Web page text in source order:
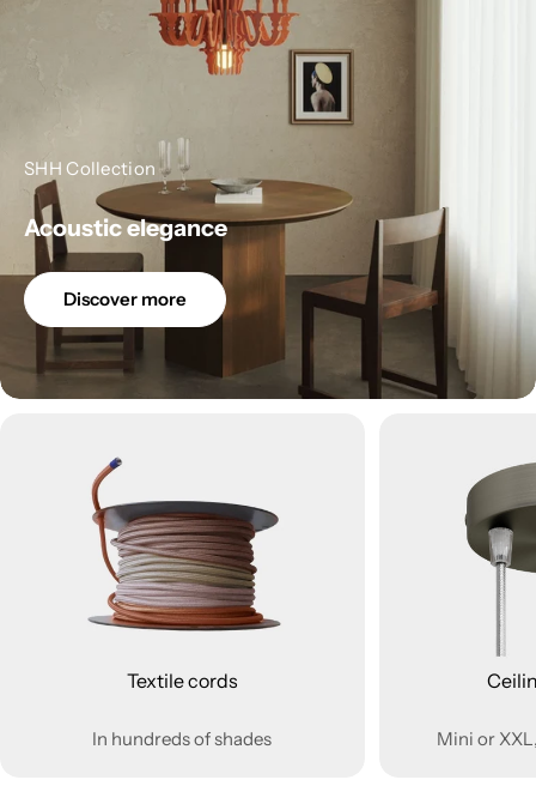
SHH Collection
Acoustic elegance
Discover more
Textile cords
In hundreds of shades Mini or